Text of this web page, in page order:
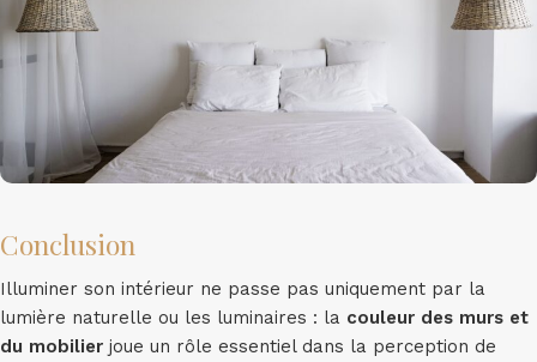
Conclusion
Illuminer son intérieur ne passe pas uniquement par la
lumière naturelle ou les luminaires : la couleur des murs et
du mobilier joue un rôle essentiel dans la perception de